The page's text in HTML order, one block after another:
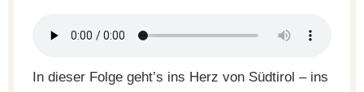
In dieser Folge geht’s ins Herz von Südtirol – ins